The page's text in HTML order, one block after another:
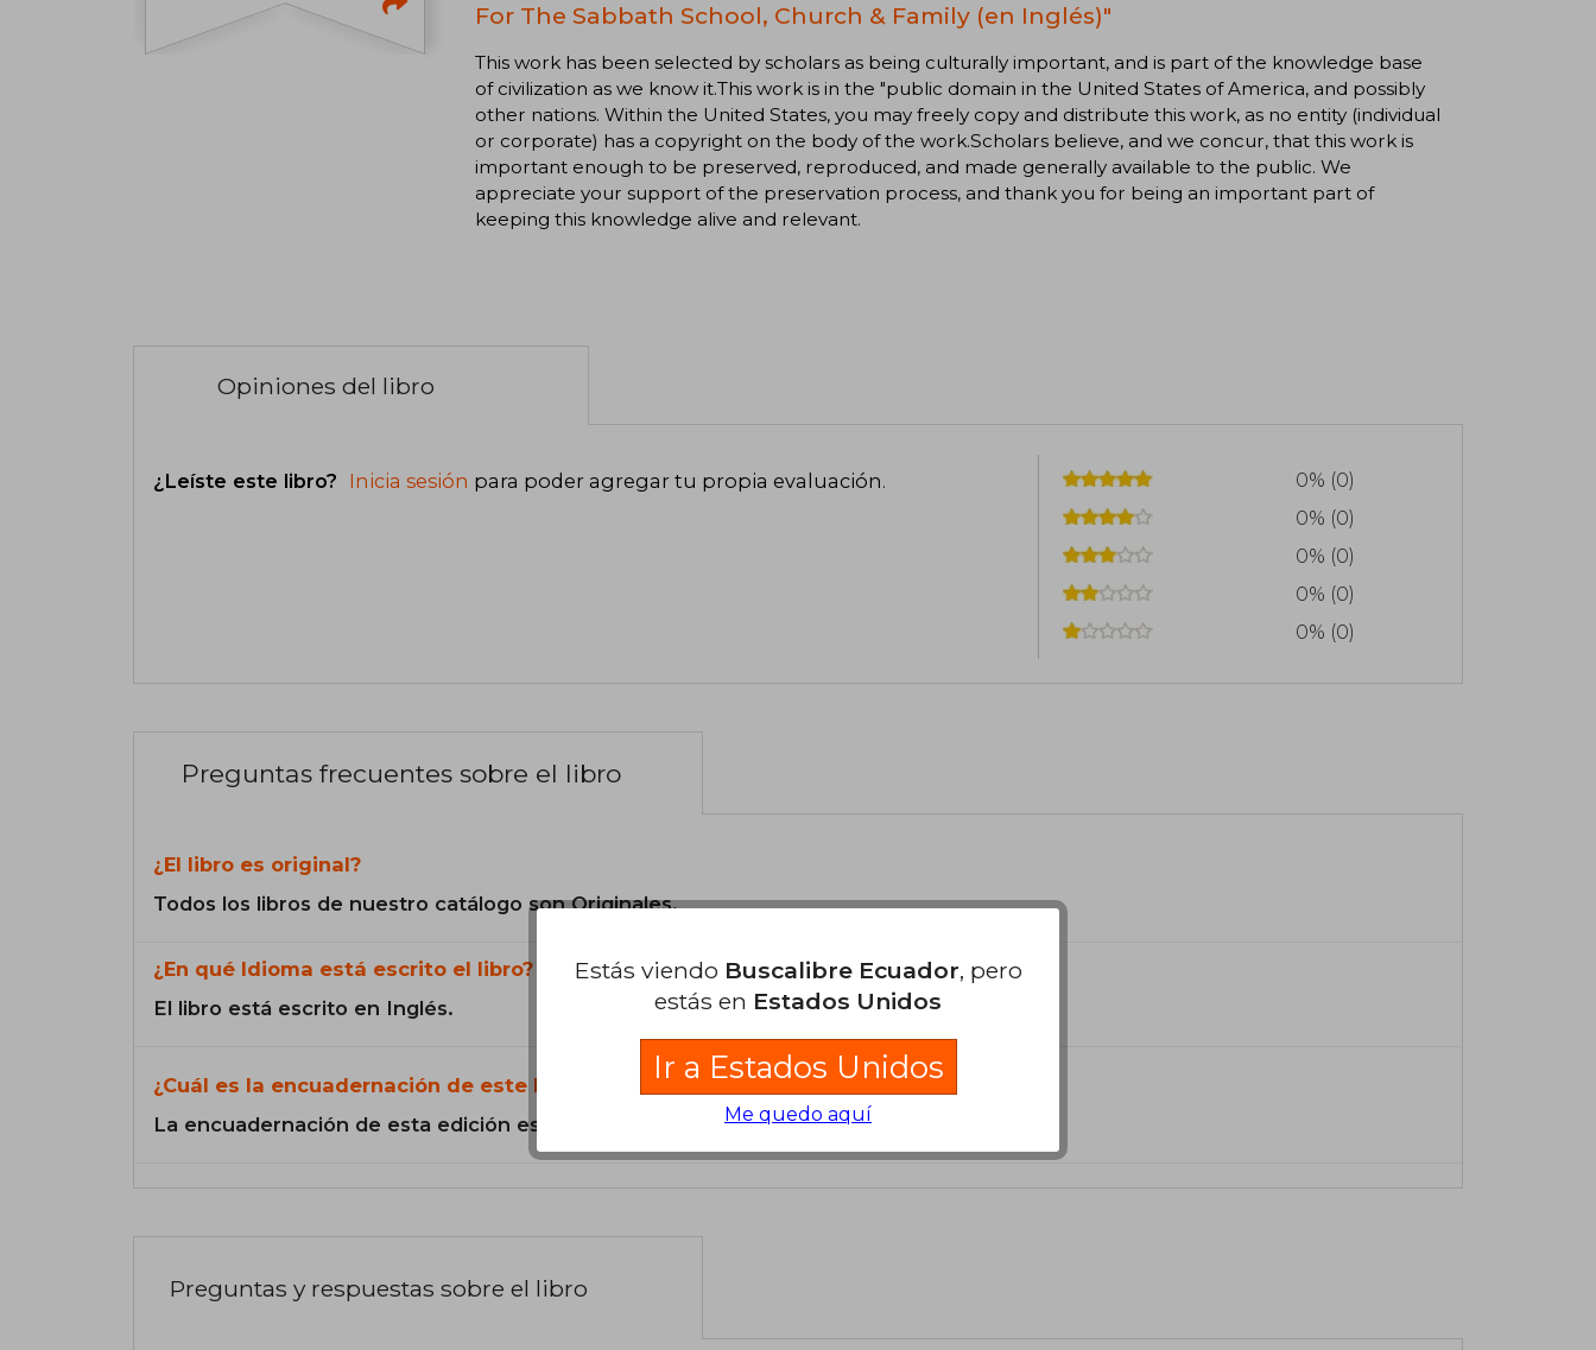
For The Sabbath School, Church & Family (en Inglés)"
This work has been selected by scholars as being culturally important, and is part of the knowledge base
of civilization as we know it.This work is in the "public domain in the United States of America, and possibly
other nations. Within the United States, you may freely copy and distribute this work, as no entity (individual
or corporate) has a copyright on the body of the work.Scholars believe, and we concur, that this work is
important enough to be preserved, reproduced, and made generally available to the public. We
appreciate your support of the preservation process, and thank you for being an important part of
keeping this knowledge alive and relevant.
Opiniones del libro
¿Leíste este libro? Inicia sesión para poder agregar tu propia evaluación.
0% (0)
0% (0)
0% (0)
0% (0)
0% (0)
Preguntas frecuentes sobre el libro
¿El libro es original?
Todos los libros de nuestro catálogo son Originales.
¿En qué Idioma está escrito el libro?
El libro está escrito en Inglés.
¿Cuál es la encuadernación de este libro?
La encuadernación de esta edición es Tapa Blanda.
Preguntas y respuestas sobre el libro
Estás viendo Buscalibre Ecuador, pero
estás en Estados Unidos
Ir a Estados Unidos
Me quedo aquí